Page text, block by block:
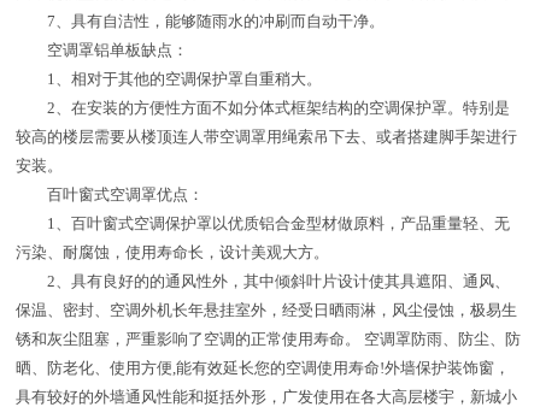
7、具有自洁性，能够随雨水的冲刷而自动干净。
空调罩铝单板缺点：
1、相对于其他的空调保护罩自重稍大。
2、在安装的方便性方面不如分体式框架结构的空调保护罩。特别是
较高的楼层需要从楼顶连人带空调罩用绳索吊下去、或者搭建脚手架进行
安装。
百叶窗式空调罩优点：
1、百叶窗式空调保护罩以优质铝合金型材做原料，产品重量轻、无
污染、耐腐蚀，使用寿命长，设计美观大方。
2、具有良好的的通风性外，其中倾斜叶片设计使其具遮阳、通风、
保温、密封、空调外机长年悬挂室外，经受日晒雨淋，风尘侵蚀，极易生
锈和灰尘阻塞，严重影响了空调的正常使用寿命。 空调罩防雨、防尘、防
晒、防老化、使用方便,能有效延长您的空调使用寿命!外墙保护装饰窗，
具有较好的外墙通风性能和挺括外形，广发使用在各大高层楼宇，新城小